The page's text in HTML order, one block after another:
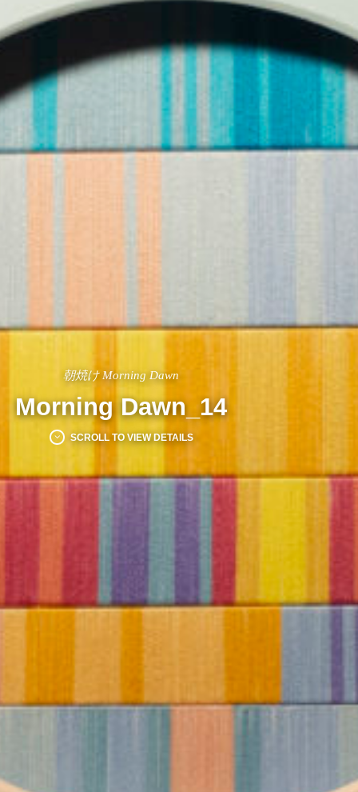
朝焼け Morning Dawn
Morning Dawn_14
SCROLL TO VIEW DETAILS